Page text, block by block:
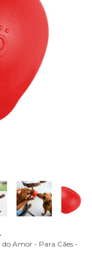
Amor - Para Cães -